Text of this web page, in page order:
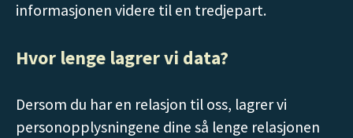
informasjonen videre til en tredjepart.
Hvor lenge lagrer vi data?
Dersom du har en relasjon til oss, lagrer vi
personopplysningene dine så lenge relasjonen